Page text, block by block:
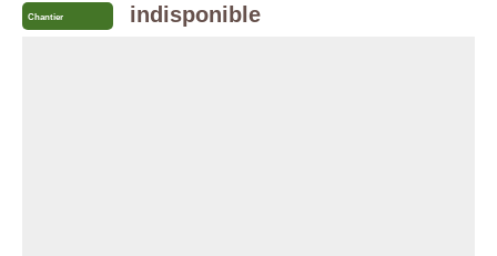
Chantier indisponible